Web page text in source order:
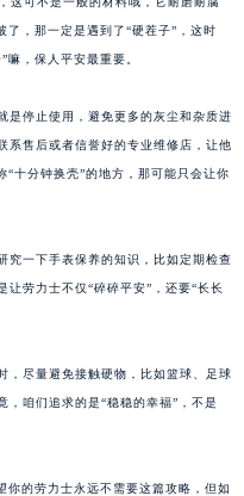
了，那一定是遇到了“硬茬子”，这时
，保人平安最重要。
是停止使用，避免更多的灰尘和杂质进
系售后或者信誉好的专业维修店，让他
“十分钟换壳”的地方，那可能只会让你
究一下手表保养的知识，比如定期检查
劳力士不仅“碎碎平安”，还要“长长
，尽量避免接触硬物，比如篮球、足球
咱们追求的是“稳稳的幸福”，不是
你的劳力士永远不需要这篇攻略，但如